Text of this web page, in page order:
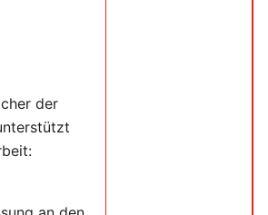
der